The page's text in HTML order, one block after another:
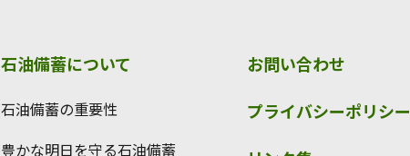
石油備蓄について
石油備蓄の重要性
豊かな明日を守る石油備蓄
お問い合わせ
プライバシーポリシー